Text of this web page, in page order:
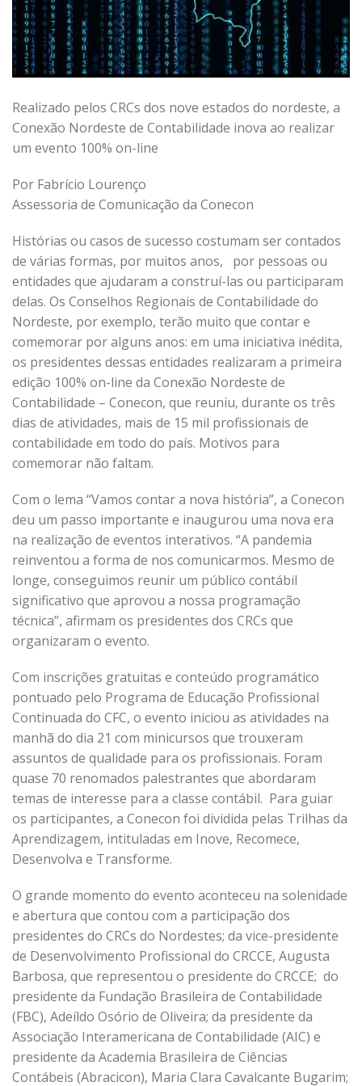
Realizado pelos CRCs dos nove estados do nordeste, a
Conexão Nordeste de Contabilidade inova ao realizar
um evento 100% on-line
Por Fabrício Lourenço
Assessoria de Comunicação da Conecon
Histórias ou casos de sucesso costumam ser contados
de várias formas, por muitos anos, por pessoas ou
entidades que ajudaram a construí-las ou participaram
delas. Os Conselhos Regionais de Contabilidade do
Nordeste, por exemplo, terão muito que contar e
comemorar por alguns anos: em uma iniciativa inédita,
os presidentes dessas entidades realizaram a primeira
edição 100% on-line da Conexão Nordeste de
Contabilidade – Conecon, que reuniu, durante os três
dias de atividades, mais de 15 mil profissionais de
contabilidade em todo do país. Motivos para
comemorar não faltam.
Com o lema “Vamos contar a nova história”, a Conecon
deu um passo importante e inaugurou uma nova era
na realização de eventos interativos. “A pandemia
reinventou a forma de nos comunicarmos. Mesmo de
longe, conseguimos reunir um público contábil
significativo que aprovou a nossa programação
técnica”, afirmam os presidentes dos CRCs que
organizaram o evento.
Com inscrições gratuitas e conteúdo programático
pontuado pelo Programa de Educação Profissional
Continuada do CFC, o evento iniciou as atividades na
manhã do dia 21 com minicursos que trouxeram
assuntos de qualidade para os profissionais. Foram
quase 70 renomados palestrantes que abordaram
temas de interesse para a classe contábil. Para guiar
os participantes, a Conecon foi dividida pelas Trilhas da
Aprendizagem, intituladas em Inove, Recomece,
Desenvolva e Transforme.
O grande momento do evento aconteceu na solenidade
e abertura que contou com a participação dos
presidentes do CRCs do Nordestes; da vice-presidente
de Desenvolvimento Profissional do CRCCE, Augusta
Barbosa, que representou o presidente do CRCCE; do
presidente da Fundação Brasileira de Contabilidade
(FBC), Adeíldo Osório de Oliveira; da presidente da
Associação Interamericana de Contabilidade (AIC) e
presidente da Academia Brasileira de Ciências
Contábeis (Abracicon), Maria Clara Cavalcante Bugarim;